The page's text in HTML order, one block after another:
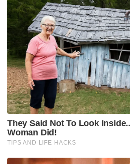
മെനയുകയായിരുന്നുവെന്നും
വിശദീകരിക്കുന്നു.
അതേസമയം മഹേശന്റെ
എസ് എൻ ഡി പി യോഗം ജനറൽ
വെള്ളാപ്പള്ളി നടേശനെ
ചോദ്യം ചെയ്തിരുന്നു. മഹേശൻ
നിരപരാധിയാണെന്നും അയാൾ
ചെയ്തിട്ടില്ലെന്നും
അഭിപ്രായപ്പെട്ടിരുന്നു.
Tags: Maheshan death Case